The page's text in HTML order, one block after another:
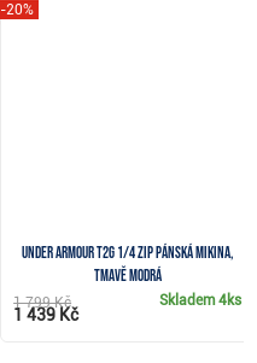
Under Armour T2G 1/4 Zip pánská mikina,
tmavě modrá
-20%
Skladem4ks
1 799 Kč
1 439 Kč